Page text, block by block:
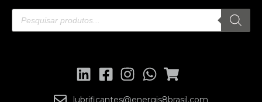
lubrificantes@energis8brasil.com